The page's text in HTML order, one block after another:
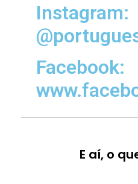
Instagram:
Facebook:
E aí, o